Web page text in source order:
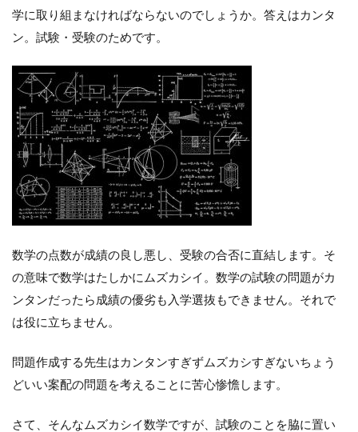
学に取り組まなければならないのでしょうか。答えはカンタ
ン。試験・受験のためです。
数学の点数が成績の良し悪し、受験の合否に直結します。そ
の意味で数学はたしかにムズカシイ。数学の試験の問題がカ
ンタンだったら成績の優劣も入学選抜もできません。それで
は役に立ちません。
問題作成する先生はカンタンすぎずムズカシすぎないちょう
どいい案配の問題を考えることに苦心惨憺します。
さて、そんなムズカシイ数学ですが、試験のことを脇に置い